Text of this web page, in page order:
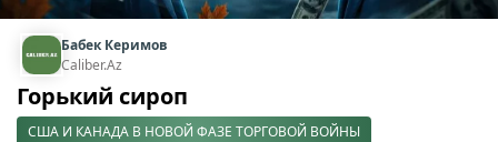
Бабек Керимов
Caliber.Az
Горький сироп
США И КАНАДА В НОВОЙ ФАЗЕ ТОРГОВОЙ ВОЙНЫ